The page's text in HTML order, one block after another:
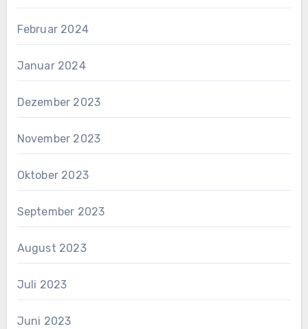
Februar 2024
Januar 2024
Dezember 2023
November 2023
Oktober 2023
September 2023
August 2023
Juli 2023
Juni 2023